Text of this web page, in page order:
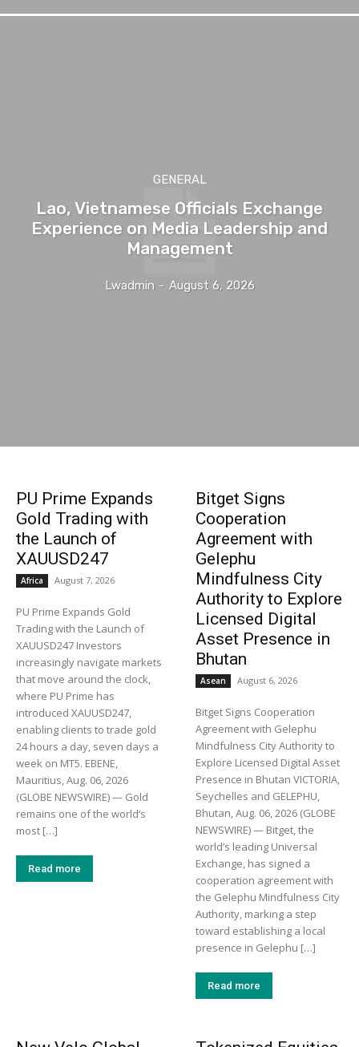
GENERAL
Lao, Vietnamese Officials Exchange
Experience on Media Leadership and
Management
Lwadmin - August 6, 2026
PU Prime Expands
Gold Trading with
the Launch of
XAUUSD247
Africa August 7, 2026
PU Prime Expands Gold
Trading with the Launch of
XAUUSD247 Investors
increasingly navigate markets
that move around the clock,
where PU Prime has
introduced XAUUSD247,
enabling clients to trade gold
24 hours a day, seven days a
week on MT5. EBENE,
Mauritius, Aug. 06, 2026
(GLOBE NEWSWIRE) — Gold
remains one of the world’s
most […]
Read more
Bitget Signs
Cooperation
Agreement with
Gelephu
Mindfulness City
Authority to Explore
Licensed Digital
Asset Presence in
Bhutan
Asean August 6, 2026
Bitget Signs Cooperation
Agreement with Gelephu
Mindfulness City Authority to
Explore Licensed Digital Asset
Presence in Bhutan VICTORIA,
Seychelles and GELEPHU,
Bhutan, Aug. 06, 2026 (GLOBE
NEWSWIRE) — Bitget, the
world’s leading Universal
Exchange, has signed a
cooperation agreement with
the Gelephu Mindfulness City
Authority, marking a step
toward establishing a local
presence in Gelephu […]
Read more